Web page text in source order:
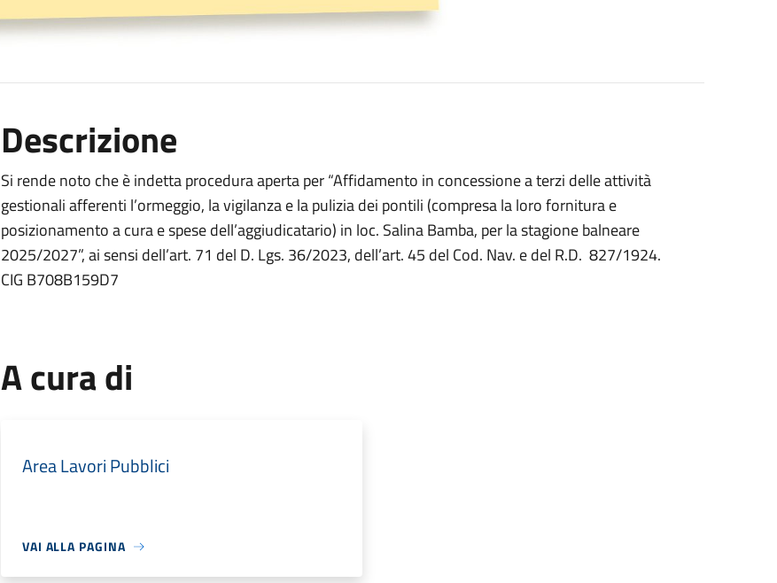
Descrizione
Si rende noto che è indetta procedura aperta per “Affidamento in concessione a terzi delle attività
gestionali afferenti l’ormeggio, la vigilanza e la pulizia dei pontili (compresa la loro fornitura e
posizionamento a cura e spese dell’aggiudicatario) in loc. Salina Bamba, per la stagione balneare
2025/2027”, ai sensi dell’art. 71 del D. Lgs. 36/2023, dell’art. 45 del Cod. Nav. e del R.D. 827/1924.
CIG B708B159D7
A cura di
Area Lavori Pubblici
VAI ALLA PAGINA